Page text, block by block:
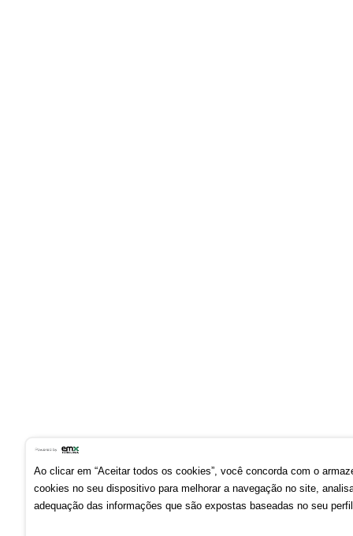
Ao clicar em “Aceitar todos os cookies”, você concorda com o
cookies no seu dispositivo para melhorar a navegação no site,
adequação das informações que são expostas baseadas no seu